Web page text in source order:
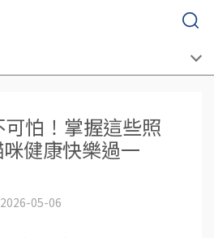
可怕！掌握這些照
健康快樂過一
2026-05-06